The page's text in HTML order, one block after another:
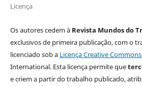
Licença
Os autores cedem à Revista Mundos do
exclusivos de primeira publicação, com o
licenciado sob a Licença Creative
International. Esta licença permite que
e criem a partir do trabalho publicado,